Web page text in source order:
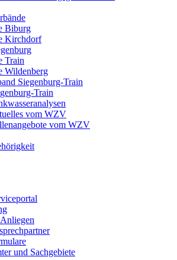
Biburg
Kirchdorf
Train
Wildenberg
Siegenburg-Train
Train
vom WZV
vom WZV
und Sachgebiete